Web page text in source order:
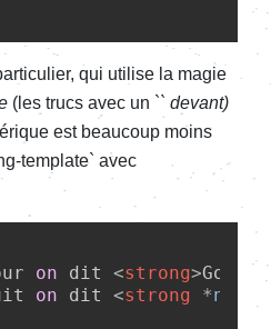
qui utilise la magie
(les trucs avec un `` devant)
est beaucoup moins
template` avec
on dit <strong>Good
on dit <strong *